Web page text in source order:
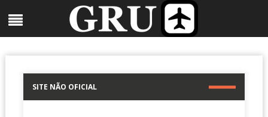
Menu
SITE NÃO OFICIAL